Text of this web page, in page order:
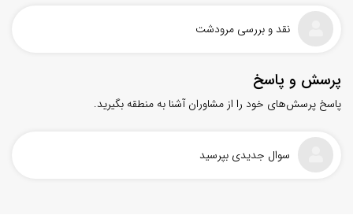
نقد و بررسی مرودشت
پرسش و پاسخ
پاسخ پرسش‌های خود را از مشاوران آشنا به منطقه بگیرید.
سوال جدیدی بپرسید